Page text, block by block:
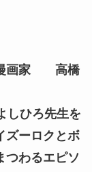
漫画家 高橋
しひろ先生を
ズーロクとボ
つわるエピソ